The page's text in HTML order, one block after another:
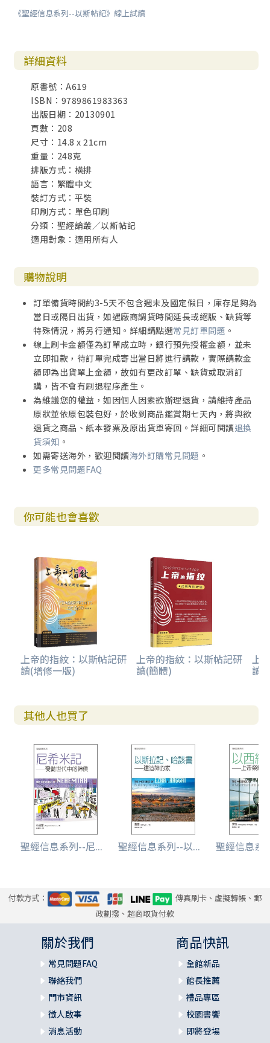
《聖經信息系列--以斯帖記》線上試讀
詳細資料
原書號：A619
ISBN：9789861983363
出版日期：20130901
頁數：208
尺寸：14.8 x 21cm
重量：248克
排版方式：橫排
語言：繁體中文
裝訂方式：平裝
印刷方式：單色印刷
分類：聖經論叢／以斯帖記
適用對象：適用所有人
購物說明
訂單備貨時間約3-5天不包含週末及國定假日，庫存足夠為
當日或隔日出貨，如遇廠商調貨時間延長或絕版、缺貨等
特殊情況，將另行通知。詳細請點選常見訂單問題 。
線上刷卡金額僅為訂單成立時，銀行預先授權金額，並未
立即扣款，待訂單完成寄出當日將進行請款，實際請款金
額即為出貨單上金額，故如有更改訂單、缺貨或取消訂
購，皆不會有刷退程序產生。
為維護您的權益，如因個人因素欲辦理退貨，請維持產品
原狀並依原包裝包好，於收到商品鑑賞期七天內，將與欲
退貨之商品、紙本發票及原出貨單寄回。詳細可閱讀退換
貨須知 。
如需寄送海外，歡迎閱讀海外訂購常見問題 。
更多常見問題FAQ
你可能也會喜歡
上帝的指紋：以斯帖記研
讀(增修一版)
上帝的指紋：以斯帖記研
讀(簡體)
上
讀(
其他人也買了
聖經信息系列--尼... 聖經信息系列--以... 聖經信息系
付款方式：
傳真刷卡、虛擬轉帳、郵
政劃撥、超商取貨付款
關於我們
常見問題FAQ
聯絡我們
門市資訊
徵人啟事
消息活動
商品快訊
全館新品
館長推薦
禮品專區
校園書饗
即將登場